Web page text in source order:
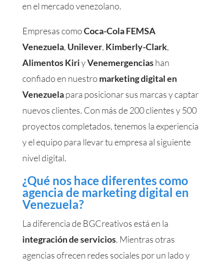
en el mercado venezolano.
Empresas comoCoca-Cola FEMSA
Venezuela, Unilever, Kimberly-Clark,
Alimentos KiriyVenemergenciashan
confiado en nuestro marketing digital en
Venezuelapara posicionar sus marcas y captar
nuevos clientes. Con más de 200 clientes y 500
proyectos completados, tenemos la experiencia
y el equipo para llevar tu empresa al siguiente
nivel digital.
¿Qué nos hace diferentes como
agencia de marketing digital en
Venezuela?
La diferencia de BGCreativos está en la
integración de servicios. Mientras otras
agencias ofrecen redes sociales por un lado y